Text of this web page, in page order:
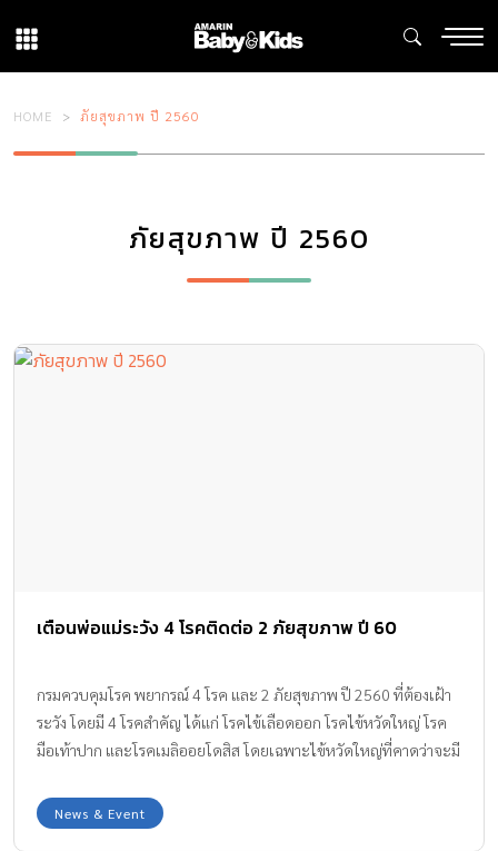
HOME ภัยสุขภาพ ปี 2560
ภัยสุขภาพ ปี 2560
เตือนพ่อแม่ระวัง 4 โรคติดต่อ 2 ภัยสุขภาพ ปี 60
กรมควบคุมโรค พยากรณ์ 4 โรค และ 2 ภัยสุขภาพ ปี 2560 ที่ต้องเฝ้า
ระวัง โดยมี 4 โรคสำคัญ ได้แก่ โรคไข้เลือดออก โรคไข้หวัดใหญ่ โรค
มือเท้าปาก และโรคเมลิออยโดสิส โดยเฉพาะไข้หวัดใหญ่ที่คาดว่าจะมี
จังหวัดเสี่ยง
News & Event